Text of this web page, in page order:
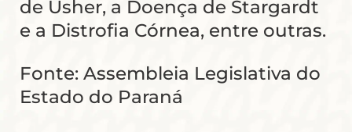
de Usher, a Doença de Stargardt
e a Distrofia Córnea, entre outras.
Fonte: Assembleia Legislativa do
Estado do Paraná